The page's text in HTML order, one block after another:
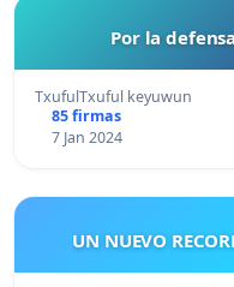
Por la
TxufulTxuful keyuwun
85 firmas
7 Jan 2024
UN NUEVO